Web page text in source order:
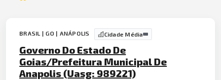
BRASIL | GO | ANÁPOLIS Cidade Média
Governo Do Estado De
Goias/Prefeitura Municipal De
Anapolis (Uasg: 989221)